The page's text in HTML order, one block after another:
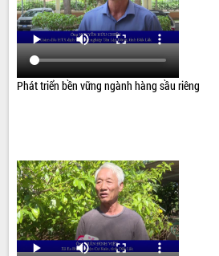
Phát triển bền vững ngành hàng sầu riêng